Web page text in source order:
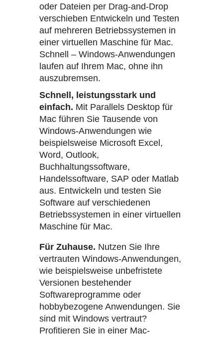
oder Dateien per Drag-and-Drop
verschieben Entwickeln und Testen
auf mehreren Betriebssystemen in
einer virtuellen Maschine für Mac.
Schnell – Windows-Anwendungen
laufen auf Ihrem Mac, ohne ihn
auszubremsen.
Schnell, leistungsstark und
einfach. Mit Parallels Desktop für
Mac führen Sie Tausende von
Windows-Anwendungen wie
beispielsweise Microsoft Excel,
Word, Outlook,
Buchhaltungssoftware,
Handelssoftware, SAP oder Matlab
aus. Entwickeln und testen Sie
Software auf verschiedenen
Betriebssystemen in einer virtuellen
Maschine für Mac.
Für Zuhause. Nutzen Sie Ihre
vertrauten Windows-Anwendungen,
wie beispielsweise unbefristete
Versionen bestehender
Softwareprogramme oder
hobbybezogene Anwendungen. Sie
sind mit Windows vertraut?
Profitieren Sie in einer Mac-